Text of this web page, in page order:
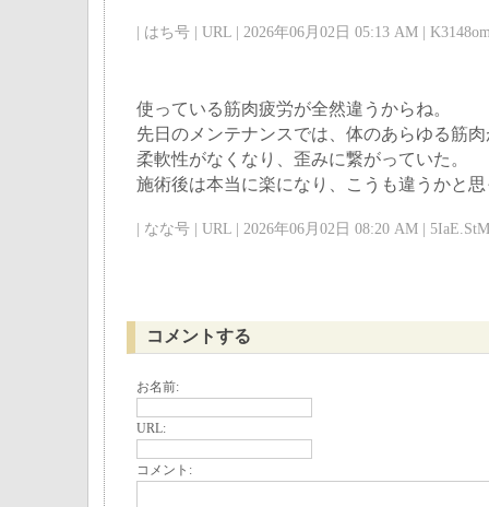
| はち号 | URL | 2026年06月02日 05:13 AM |
使っている筋肉疲労が全然違うからね。
先日のメンテナンスでは、体のあらゆる筋
柔軟性がなくなり、歪みに繋がっていた。
施術後は本当に楽になり、こうも違うかと
| なな号 | URL | 2026年06月02日 08:20 AM |
コメントする
お名前:
URL:
コメント: